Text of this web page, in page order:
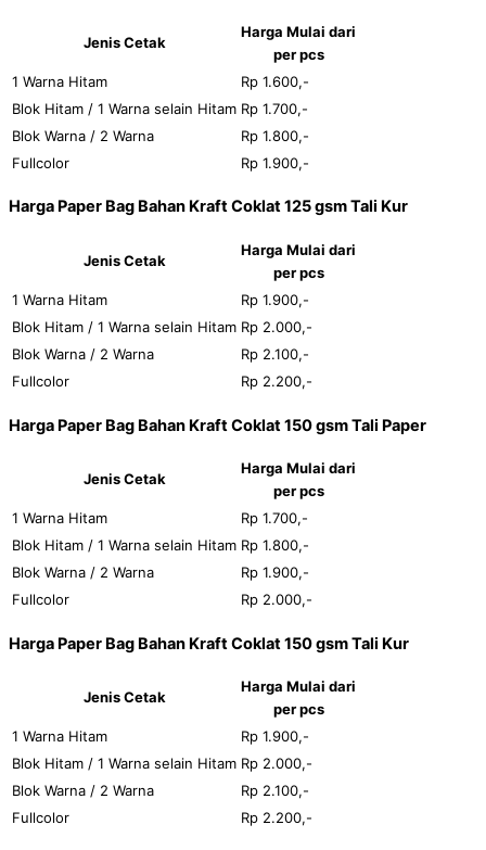
Jenis Cetak
Harga Mulai dari
per pcs
1 Warna Hitam
Rp 1.600,-
Blok Hitam / 1 Warna selain Hitam Rp 1.700,-
Blok Warna / 2 Warna
Rp 1.800,-
Fullcolor
Rp 1.900,-
Harga Paper Bag Bahan Kraft Coklat 125 gsm Tali Kur
Jenis Cetak
Harga Mulai dari
per pcs
1 Warna Hitam
Rp 1.900,-
Blok Hitam / 1 Warna selain Hitam Rp 2.000,-
Blok Warna / 2 Warna
Rp 2.100,-
Fullcolor
Rp 2.200,-
Harga Paper Bag Bahan Kraft Coklat 150 gsm Tali Paper
Jenis Cetak
Harga Mulai dari
per pcs
1 Warna Hitam
Rp 1.700,-
Blok Hitam / 1 Warna selain Hitam Rp 1.800,-
Blok Warna / 2 Warna
Rp 1.900,-
Fullcolor
Rp 2.000,-
Harga Paper Bag Bahan Kraft Coklat 150 gsm Tali Kur
Jenis Cetak
Harga Mulai dari
per pcs
1 Warna Hitam
Rp 1.900,-
Blok Hitam / 1 Warna selain Hitam Rp 2.000,-
Blok Warna / 2 Warna
Rp 2.100,-
Fullcolor
Rp 2.200,-